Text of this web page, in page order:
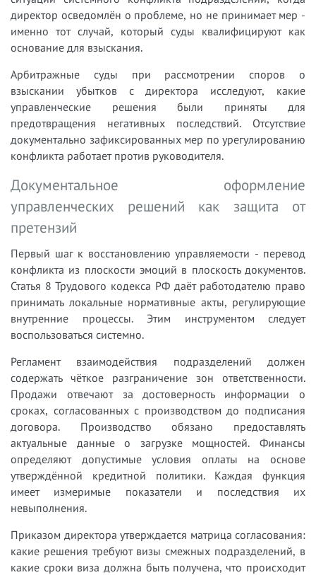
директор осведомлён о проблеме, но не принимает мер -
именно тот случай, который суды квалифицируют как
основание для взыскания.
Арбитражные суды при рассмотрении споров о
взыскании убытков с директора исследуют, какие
управленческие решения были приняты для
предотвращения негативных последствий. Отсутствие
документально зафиксированных мер по урегулированию
конфликта работает против руководителя.
Документальное оформление
управленческих решений как защита от
претензий
Первый шаг к восстановлению управляемости - перевод
конфликта из плоскости эмоций в плоскость документов.
Статья 8 Трудового кодекса РФ даёт работодателю право
принимать локальные нормативные акты, регулирующие
внутренние процессы. Этим инструментом следует
воспользоваться системно.
Регламент взаимодействия подразделений должен
содержать чёткое разграничение зон ответственности.
Продажи отвечают за достоверность информации о
сроках, согласованных с производством до подписания
договора. Производство обязано предоставлять
актуальные данные о загрузке мощностей. Финансы
определяют допустимые условия оплаты на основе
утверждённой кредитной политики. Каждая функция
имеет измеримые показатели и последствия их
невыполнения.
Приказом директора утверждается матрица согласования:
какие решения требуют визы смежных подразделений, в
какие сроки виза должна быть получена, что происходит